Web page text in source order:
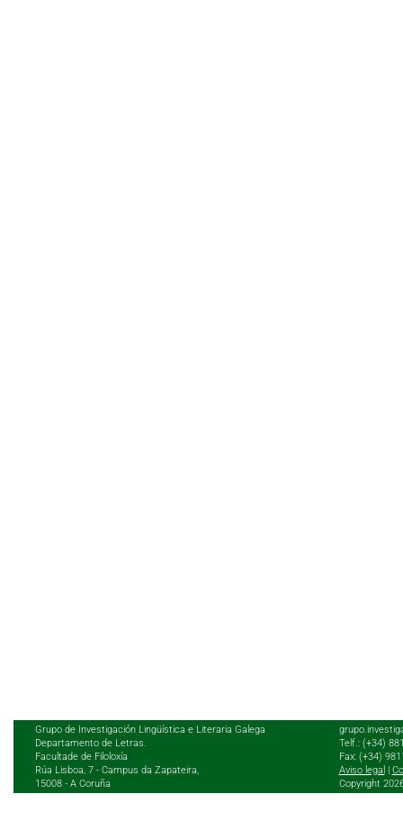
Grupo de Investigación Lingüística e Literaria Galega
Departamento de Letras.
Facultade de Filoloxía
Rúa Lisboa, 7 - Campus da Zapateira,
15008 - A Coruña
Telf.: (+34)
Fax: (+34)
Aviso legal
Copyright